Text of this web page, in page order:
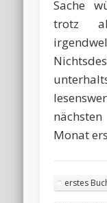
Sache
trotz
Monat
erstes